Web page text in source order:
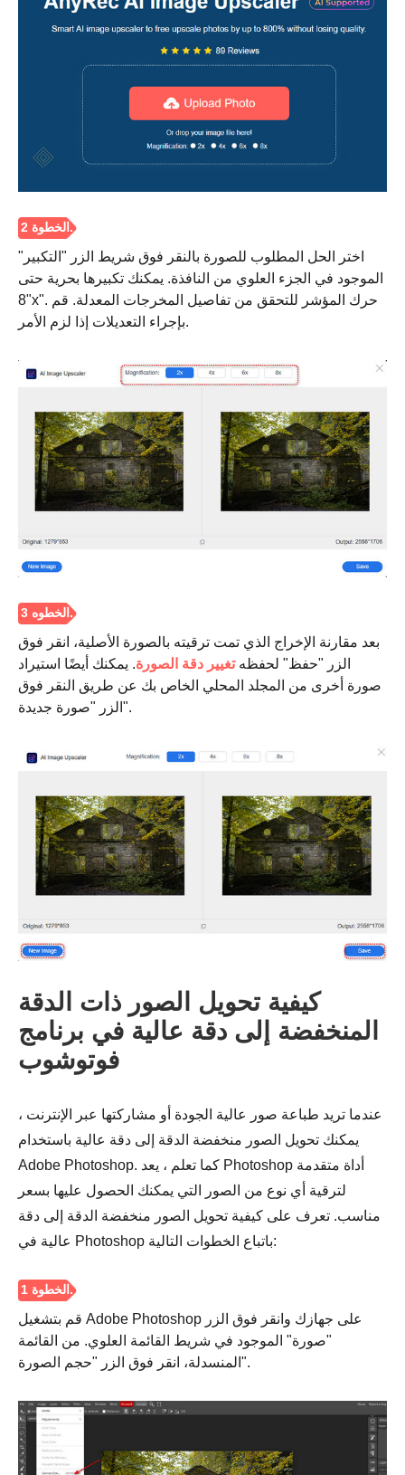
الخطوة 1.
اختر الحل المطلوب للصورة بالنقر فوق شريط الزر "التكبير"
الموجود في الجزء العلوي من النافذة. يمكنك تكبيرها بحرية حتى
"8x". حرك المؤشر للتحقق من تفاصيل المخرجات المعدلة. قم
بإجراء التعديلات إذا لزم الأمر.
الخطوه 3.
بعد مقارنة الإخراج الذي تمت ترقيته بالصورة الأصلية، انقر فوق
الزر "حفظ" لحفظهتغيير دقة الصورة. يمكنك أيضًا استيراد
صورة أخرى من المجلد المحلي الخاص بك عن طريق النقر فوق
الزر "صورة جديدة".
كيفية تحويل الصور ذات الدقة
المنخفضة إلى دقة عالية في برنامج
فوتوشوب
عندما تريد طباعة صور عالية الجودة أو مشاركتها عبر الإنترنت ،
يمكنك تحويل الصور منخفضة الدقة إلى دقة عالية باستخدام
Adobe Photoshop. كما تعلم ، يعد Photoshop أداة متقدمة
لترقية أي نوع من الصور التي يمكنك الحصول عليها بسعر
مناسب. تعرف على كيفية تحويل الصور منخفضة الدقة إلى دقة
عالية في Photoshop باتباع الخطوات التالية:
قم بتشغيل Adobe Photoshop على جهازك وانقر فوق الزر
"صورة" الموجود في شريط القائمة العلوي. من القائمة
المنسدلة، انقر فوق الزر "حجم الصورة".